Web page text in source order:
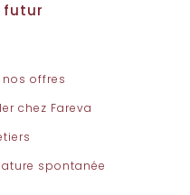
futur
offres
chez Fareva
spontanée